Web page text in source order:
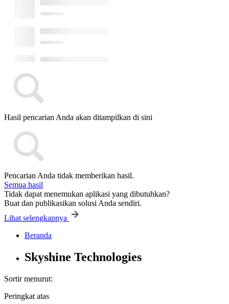
Hasil pencarian Anda akan ditampilkan di sini
Pencarian Anda tidak memberikan hasil.
Semua hasil
Tidak dapat menemukan aplikasi yang dibutuhkan?
Buat dan publikasikan solusi Anda sendiri.
Lihat selengkapnya
Beranda
Skyshine Technologies
Sortir menurut:
Peringkat atas